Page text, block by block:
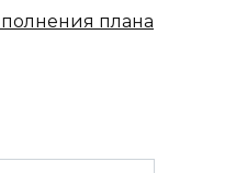
плана